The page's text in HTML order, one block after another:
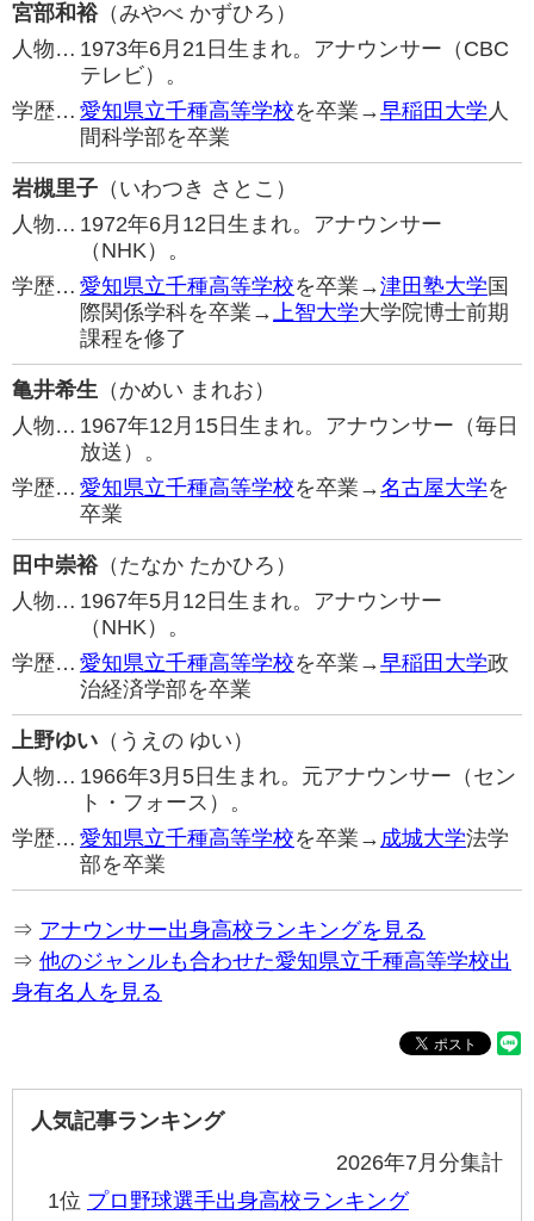
宮部和裕（みやべ かずひろ）
人物… 1973年6月21日生まれ。アナウンサー（CBC
テレビ）。
学歴… 愛知県立千種高等学校を卒業→早稲田大学 人
間科学部を卒業
岩槻里子 （いわつき さとこ）
人物… 1972年6月12日生まれ。アナウンサー
（NHK）。
学歴… 愛知県立千種高等学校を卒業→津田塾大学 国
際関係学科を卒業→上智大学大学院博士前期
課程を修了
亀井希生 （かめい まれお）
人物… 1967年12月15日生まれ。アナウンサー（毎日
放送）。
学歴… 愛知県立千種高等学校を卒業→名古屋大学を
卒業
田中崇裕（たなか たかひろ）
人物… 1967年5月12日生まれ。アナウンサー
（NHK）。
学歴… 愛知県立千種高等学校を卒業→早稲田大学政
治経済学部を卒業
上野ゆい （うえの ゆい）
人物… 1966年3月5日生まれ。元アナウンサー（セン
ト・フォース）。
学歴… 愛知県立千種高等学校を卒業→ 成城大学法学
部を卒業
⇒ アナウンサー出身高校ランキングを見る
⇒ 他のジャンルも合わせた愛知県立千種高等学校出
身有名人を見る
人気記事ランキング
2026年7月分集計
1位 プロ野球選手出身高校ランキング